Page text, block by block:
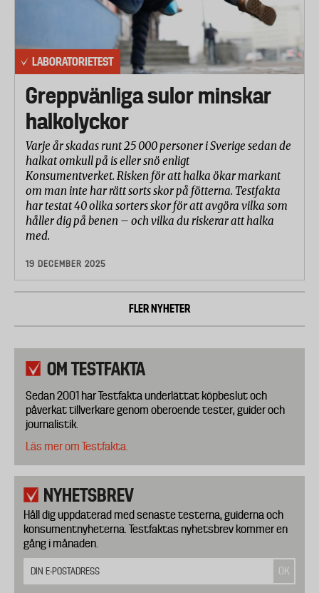
LABORATORIETEST
Greppvänliga sulor minskar
halkolyckor
Varje år skadas runt 25 000 personer i Sverige sedan de
halkat omkull på is eller snö enligt
Konsumentverket. Risken för att halka ökar markant
om man inte har rätt sorts skor på fötterna. Testfakta
har testat 40 olika sorters skor för att avgöra vilka som
håller dig på benen – och vilka du riskerar att halka
med.
19 DECEMBER 2025
FLER NYHETER
OM TESTFAKTA
Sedan 2001 har Testfakta underlättat köpbeslut och
påverkat tillverkare genom oberoende tester, guider och
journalistik.
Läs mer om Testfakta.
NYHETSBREV
Håll dig uppdaterad med senaste testerna, guiderna och
konsumentnyheterna. Testfaktas nyhetsbrev kommer en
gång i månaden.